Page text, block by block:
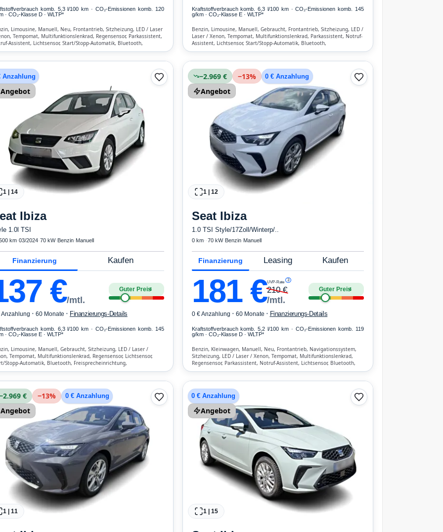
komb. 5,3 l/100 km · CO₂-Emissionen komb. 120
· CO₂-Klasse D · WLTP*
Limousine, Manuell, Neu, Frontantrieb, Sitzheizung, LED / Laser
Tempomat, Multifunktionslenkrad, Regensensor, Parkassistent,
Assistent, Lichtsensor, Start/Stopp-Automatik, Bluetooth,
Verkehrszeichen-Erkennung, ESP, ABS,
Kraftstoffverbrauch komb. 6,3 l/100 km · CO₂-Emissionen komb. 145
g/km · CO₂-Klasse E · WLTP*
Benzin, Limousine, Manuell, Gebraucht, Frontantrieb, Sitzheizung, LED /
Laser / Xenon, Tempomat, Multifunktionslenkrad, Parkassistent, Notruf-
Assistent, Lichtsensor, Start/Stopp-Automatik, Bluetooth,
Freisprecheinrichtung, ESP, ABS, Klimatisierung, Front-, Seiten- und
Anzahlung
Angebot
1 | 14
Ibiza
1.0l TSI
km·03/2024·70 kW· Benzin· Manuell
Finanzierung Kaufen
€/mtl.
Guter Preis4
Anzahlung · 60 Monate · Finanzierungs-Details
komb. 6,3 l/100 km · CO₂-Emissionen komb. 145
· CO₂-Klasse E · WLTP*
Limousine, Manuell, Gebraucht, Sitzheizung, LED / Laser /
Tempomat, Multifunktionslenkrad, Regensensor, Lichtsensor,
Stopp-Automatik, Bluetooth, Freisprecheinrichtung,
−2.969 € −13% 0 € Anzahlung
Angebot
1 | 12
Seat Ibiza
1.0 TSI Style/17Zoll/Winterp/..
0 km· ·70 kW· Benzin· Manuell
Finanzierung Leasing Kaufen
181€UVP-Rate 3
210€
/mtl.
Guter Preis4
0 € Anzahlung · 60 Monate · Finanzierungs-Details
Kraftstoffverbrauch komb. 5,2 l/100 km · CO₂-Emissionen komb. 119
g/km · CO₂-Klasse D · WLTP*
Benzin, Kleinwagen, Manuell, Neu, Frontantrieb, Navigationssystem,
Sitzheizung, LED / Laser / Xenon, Tempomat, Multifunktionslenkrad,
Regensensor, Parkassistent, Notruf-Assistent, Lichtsensor, Bluetooth,
€ −13% 0 € Anzahlung
Angebot
1 | 11
0 € Anzahlung
Angebot
1| 15